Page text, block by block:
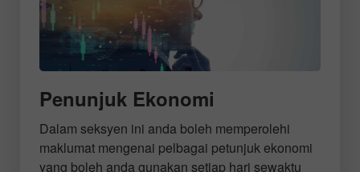
Penunjuk Ekonomi
Dalam seksyen ini anda boleh memperolehi
maklumat mengenai pelbagai petunjuk ekonomi
yang boleh anda gunakan setiap hari sewaktu